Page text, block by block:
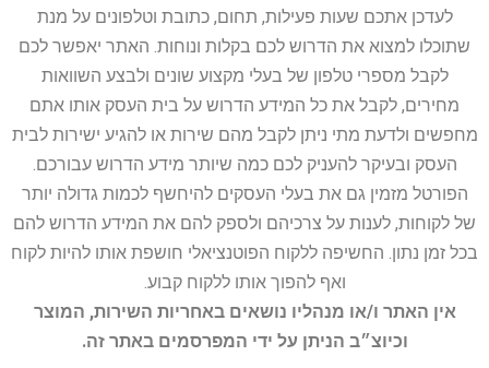
לעדכן אתכם שעות פעילות, תחום, כתובת וטלפונים על מנת
שתוכלו למצוא את הדרוש לכם בקלות ונוחות. האתר יאפשר לכם
לקבל מספרי טלפון של בעלי מקצוע שונים ולבצע השוואות
מחירים, לקבל את כל המידע הדרוש על בית העסק אותו אתם
מחפשים ולדעת מתי ניתן לקבל מהם שירות או להגיע ישירות לבית
העסק ובעיקר להעניק לכם כמה שיותר מידע הדרוש עבורכם.
הפורטל מזמין גם את בעלי העסקים להיחשף לכמות גדולה יותר
של לקוחות, לענות על צרכיהם ולספק להם את המידע הדרוש להם
בכל זמן נתון. החשיפה ללקוח הפוטנציאלי חושפת אותו להיות לקוח
ואף להפוך אותו ללקוח קבוע.
אין האתר ו/או מנהליו נושאים באחריות השירות, המוצר
וכיוצ״ב הניתן על ידי המפרסמים באתר זה.